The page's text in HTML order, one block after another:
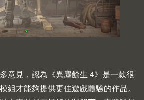
意見，認為《異塵餘生 4》是一款很
組才能夠提供更佳遊戲體驗的作品。